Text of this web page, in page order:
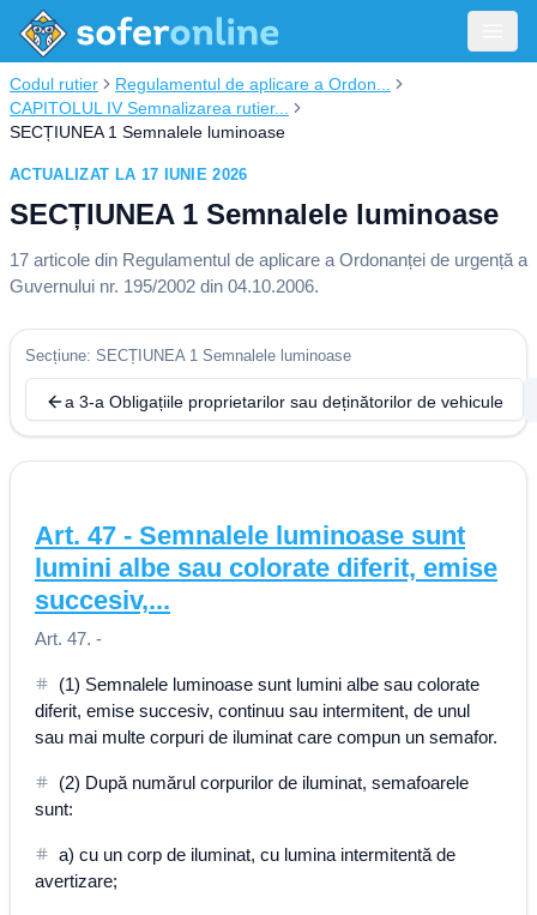
Codul rutier
Regulamentul de aplicare a Ordon...
CAPITOLUL IV Semnalizarea rutier...
SECȚIUNEA 1 Semnalele luminoase
ACTUALIZAT LA 17 IUNIE 2026
SECȚIUNEA 1 Semnalele luminoase
17 articole din Regulamentul de aplicare a Ordonanței de urgență a
Guvernului nr. 195/2002 din 04.10.2006.
Secțiune: SECȚIUNEA 1 Semnalele luminoase
a 3-a Obligațiile proprietarilor sau deținătorilor de vehicule
Art. 47 - Semnalele luminoase sunt
lumini albe sau colorate diferit, emise
succesiv,...
Art. 47. -
(1) Semnalele luminoase sunt lumini albe sau colorate
diferit, emise succesiv, continuu sau intermitent, de unul
sau mai multe corpuri de iluminat care compun un semafor.
(2) După numărul corpurilor de iluminat, semafoarele
sunt:
a) cu un corp de iluminat, cu lumina intermitentă de
avertizare;